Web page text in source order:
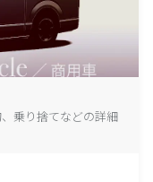
乗り捨てなどの詳細